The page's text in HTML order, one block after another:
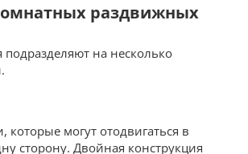
раздвижных
на несколько
которые могут отодвигаться в
сторону. Двойная конструкция